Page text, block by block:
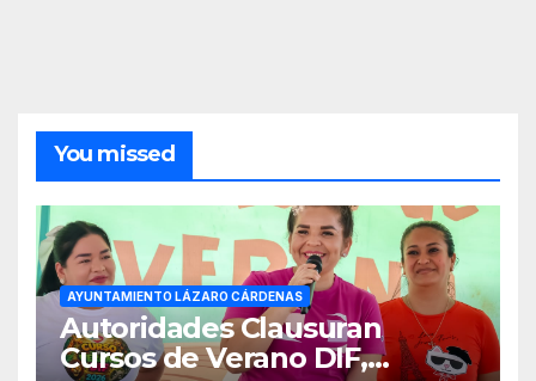
You missed
AYUNTAMIENTO LÁZARO CÁRDENAS
Autoridades Clausuran
Cursos de Verano DIF,